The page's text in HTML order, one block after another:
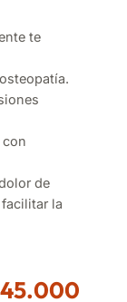
te
de
la